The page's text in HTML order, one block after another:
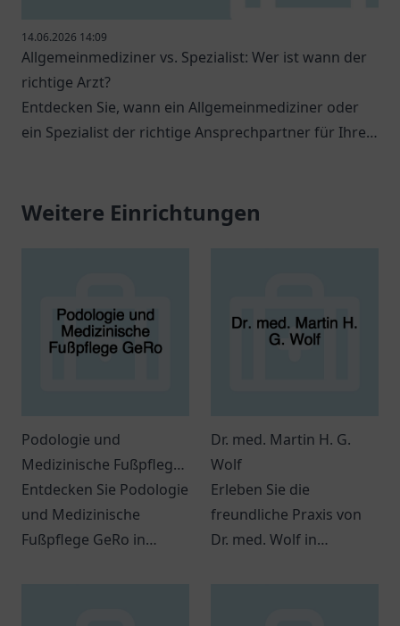
14.06.2026 14:09
Allgemeinmediziner vs. Spezialist: Wer ist wann der
richtige Arzt?
Entdecken Sie, wann ein Allgemeinmediziner oder
ein Spezialist der richtige Ansprechpartner für Ihre
Weitere Einrichtungen
Podologie und
Medizinische Fußpflege
GeRo
Entdecken Sie Podologie
und Medizinische
Fußpflege GeRo in
Dr. med. Martin H. G.
Wolf
Erleben Sie die
freundliche Praxis von
Dr. med. Wolf in